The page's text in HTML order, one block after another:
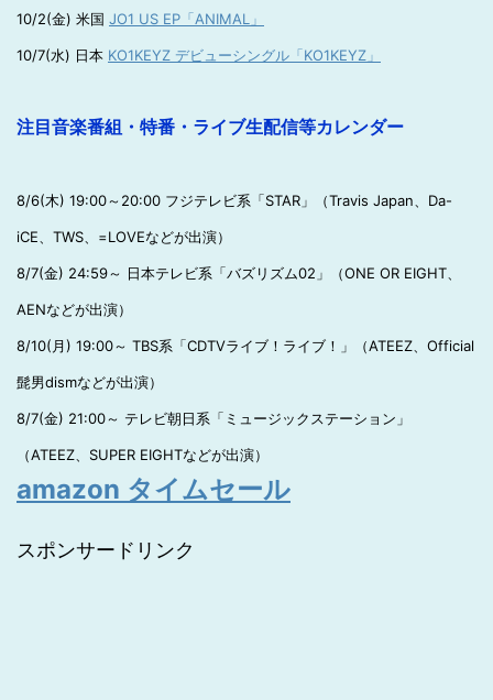
10/2(金) 米国 JO1 US EP「ANIMAL」
10/7(水) 日本 KO1KEYZ デビューシングル「KO1KEYZ」
注目音楽番組・特番・ライブ生配信等カレンダー
8/6(木) 19:00～20:00 フジテレビ系「STAR」（Travis Japan、Da-
iCE、TWS、=LOVEなどが出演）
8/7(金) 24:59～ 日本テレビ系「バズリズム02」（ONE OR EIGHT、
AENなどが出演）
8/10(月) 19:00～ TBS系「CDTVライブ！ライブ！」（ATEEZ、Official
髭男dismなどが出演）
8/7(金) 21:00～ テレビ朝日系「ミュージックステーション」
（ATEEZ、SUPER EIGHTなどが出演）
amazon タイムセール
スポンサードリンク